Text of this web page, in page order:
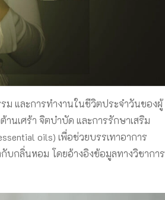
ม และการทำงานในชีวิตประจำวันของผู้
นเศร้า จิตบำบัด และการรักษาเสริม
oils) เพื่อช่วยบรรเทาอาการ
บกลิ่นหอม โดยอ้างอิงข้อมูลทางวิชาการ